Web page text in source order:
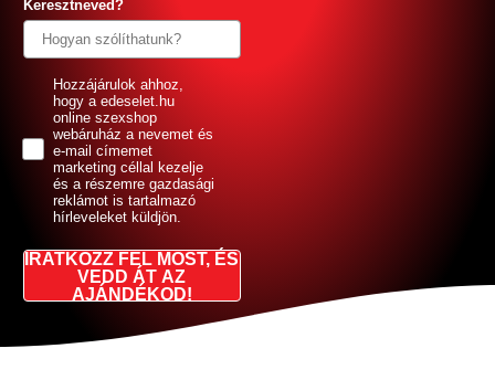
Keresztneved?
GDPRHozzájárulok ahhoz,
hogy a edeselet.hu
online szexshop
webáruház a nevemet és
e-mail címemet
marketing céllal kezelje
és a részemre gazdasági
reklámot is tartalmazó
hírleveleket küldjön.
IRATKOZZ FEL MOST, ÉS
VEDD ÁT AZ
AJÁNDÉKOD!